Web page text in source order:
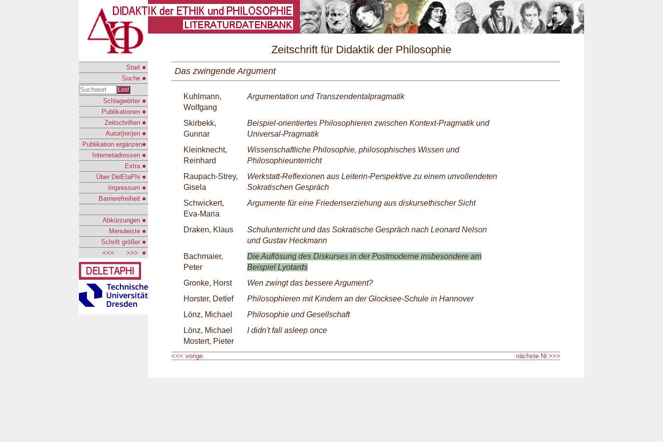
\n
Start
Suche
Los!
Schlagwörter
Publikationen
Zeitschriften
Autor(inn)en
Publikation ergänzen
Internetadressen
Extra
Über DelEtaPhi
Impressum
Barrierefreiheit
Abkürzungen
Menuleiste
Schrift größer
<<<
>>>
Zeitschrift für Didaktik der Philosophie
Nr. 1/1989
Das zwingende Argument
Kuhlmann,
Wolfgang
Argumentation und Transzendentalpragmatik
Skirbekk,
Gunnar
Beispiel-orientiertes Philosophieren zwischen Kontext-Pragmatik und
Universal-Pragmatik
Kleinknecht,
Reinhard
Wissenschaftliche Philosophie, philosophisches Wissen und
Philosophieunterricht
Raupach-Strey,
Gisela
Werkstatt-Reflexionen aus Leiterin-Perspektive zu einem unvollendeten
Sokratischen Gespräch
Schwickert,
Eva-Maria
Argumente für eine Friedenserziehung aus diskursethischer Sicht
Draken, Klaus
Schulunterricht und das Sokratische Gespräch nach Leonard Nelson
und Gustav Heckmann
Bachmaier,
Peter
Die Auflösung des Diskurses in der Postmoderne insbesondere am
Beispiel Lyotards
Gronke, Horst
Wen zwingt das bessere Argument?
Horster, Detlef
Philosophieren mit Kindern an der Glocksee-Schule in Hannover
Lönz, Michael
Philosophie und Gesellschaft
Lönz, Michael
Mostert, Pieter
I didn't fall asleep once
<<< vorige nächste Nr.>>>